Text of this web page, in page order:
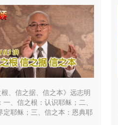
、信之据、信之本》远志明
一、信之根：认识耶稣；二、
定耶稣；三、信之本：恩典耶